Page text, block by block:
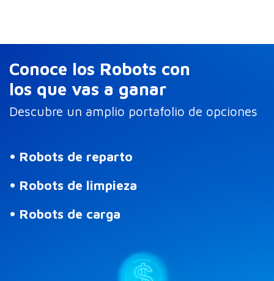
Conoce los Robots con
los que vas a ganar
Descubre un amplio portafolio de opciones
• Robots de reparto
• Robots de limpieza
• Robots de carga